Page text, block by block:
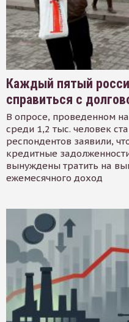
Каждый пятый
справиться с
В опросе, проведенном
среди 1,2 тыс. человек
респондентов заявили,
кредитные
вынуждены тратить на
ежемесячного доход